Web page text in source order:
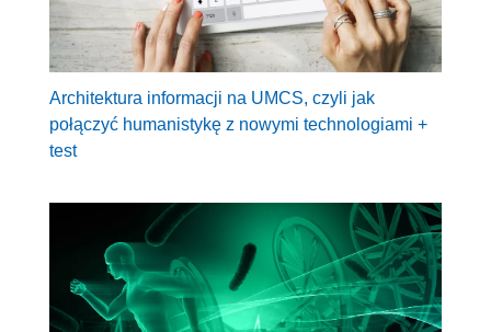
Architektura informacji na UMCS, czyli jak
połączyć humanistykę z nowymi technologiami +
test